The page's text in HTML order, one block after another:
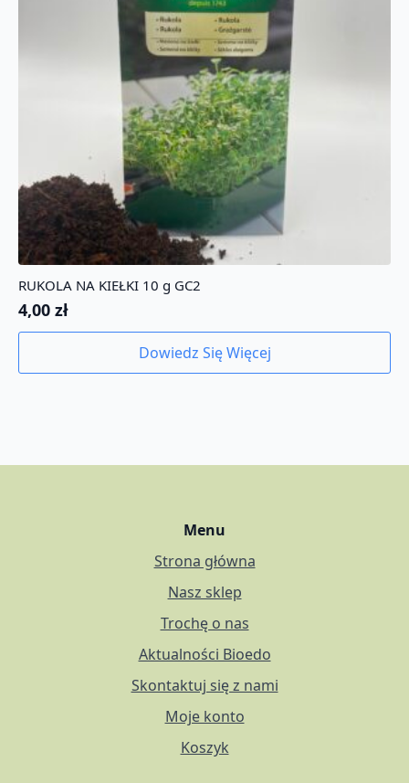
RUKOLA NA KIEŁKI 10 g GC2
4,00 zł
Dowiedz Się Więcej
Menu
Strona główna
Nasz sklep
Trochę o nas
Aktualności Bioedo
Skontaktuj się z nami
Moje konto
Koszyk